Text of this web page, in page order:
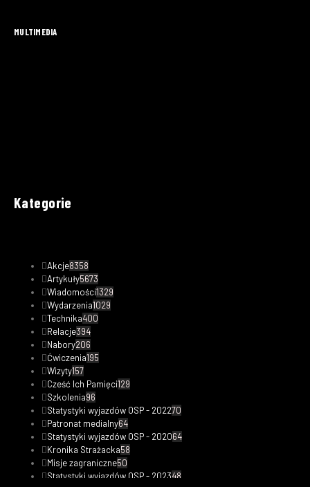
MULTIMEDIA
Kategorie
Akcje8358
Artykuły5673
Wiadomości1329
Wydarzenia1029
Technika400
Relacje394
Nabory206
Ćwiczenia195
Wizyty157
Cześć Ich Pamięci129
Szkolenia96
Statystyki wyjazdów OSP - 202270
Patronat medialny64
Statystyki wyjazdów OSP - 202064
Kronika Strażacka58
Misje zagraniczne50
Statystyki wyjazdów OSP - 202348